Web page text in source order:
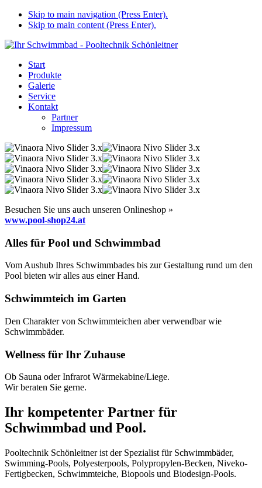
Skip to main navigation (Press Enter).
Skip to main content (Press Enter).
Start
Produkte
Galerie
Service
Kontakt
Partner
Impressum
Besuchen Sie uns auch unseren Onlineshop »
www.pool-shop24.at
Alles für Pool und Schwimmbad
Vom Aushub Ihres Schwimmbades bis zur Gestaltung rund um den
Pool bieten wir alles aus einer Hand.
Schwimmteich im Garten
Den Charakter von Schwimmteichen aber verwendbar wie
Schwimmbäder.
Wellness für Ihr Zuhause
Ob Sauna oder Infrarot Wärmekabine/Liege.
Wir beraten Sie gerne.
Ihr kompetenter Partner für
Schwimmbad und Pool.
Pooltechnik Schönleitner ist der Spezialist für Schwimmbäder,
Swimming-Pools, Polyesterpools, Polypropylen-Becken, Niveko-
Fertigbecken, Schwimmteiche, Biopools und Biodesign-Pools.